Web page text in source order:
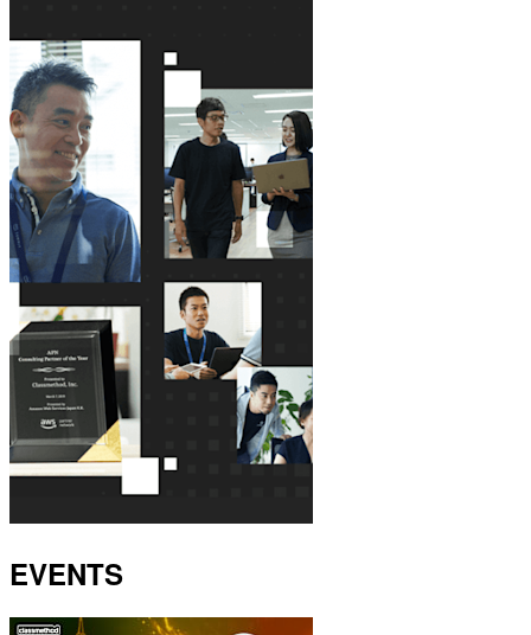
EVENTS